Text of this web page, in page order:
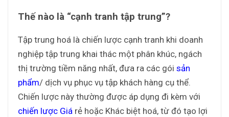
Thế nào là “cạnh tranh tập trung”?
Tập trung hoá là chiến lược cạnh tranh khi doanh
nghiệp tập trung khai thác một phân khúc, ngách
thị trường tiềm năng nhất, đưa ra các gói sản
phẩm/ dịch vụ phục vụ tập khách hàng cụ thể.
Chiến lược này thường được áp dụng đi kèm với
chiến lược Giá rẻ hoặc Khác biệt hoá, từ đó tạo lợi